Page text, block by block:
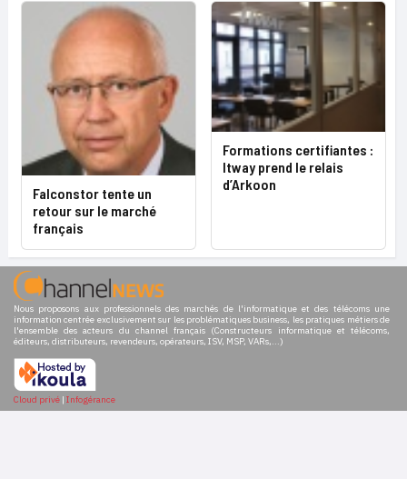
Falconstor tente un
retour sur le marché
français
Formations certifiantes :
Itway prend le relais
d’Arkoon
Nous proposons aux professionnels des marchés de l'informatique et des télécoms une
information centrée exclusivement sur les problématiques business, les pratiques métiers de
l'ensemble des acteurs du channel français (Constructeurs informatique et télécoms,
éditeurs, distributeurs, revendeurs, opérateurs, ISV, MSP, VARs,...)
Cloud privé | Infogérance